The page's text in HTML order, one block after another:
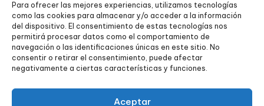
Para ofrecer las mejores experiencias, utilizamos tecnologías
como las cookies para almacenar y/o acceder a la información
del dispositivo. El consentimiento de estas tecnologías nos
permitirá procesar datos como el comportamiento de
navegación o las identificaciones únicas en este sitio. No
consentir o retirar el consentimiento, puede afectar
negativamente a ciertas características y funciones.
Aceptar